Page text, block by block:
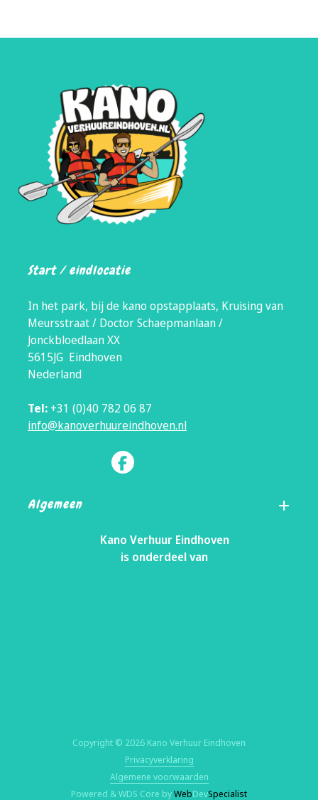
Start / eindlocatie
In het park, bij de kano opstapplaats, Kruising van
Meursstraat / Doctor Schaepmanlaan /
Jonckbloedlaan XX
5615JG Eindhoven
Nederland
Tel: +31 (0)40 782 06 87
info@kanoverhuureindhoven.nl
Algemeen
Kano Verhuur Eindhoven
is onderdeel van
Copyright © 2026 Kano Verhuur Eindhoven
Privacyverklaring
Algemene voorwaarden
Powered & WDS Core byWebDevSpecialist